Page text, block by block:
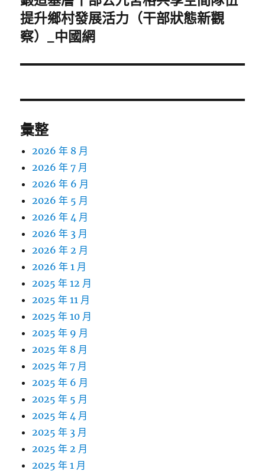
一
篇
章:
提升鄉村發展活力（干部狀態新觀
察）_中國網
彙整
2026 年 8 月
2026 年 7 月
2026 年 6 月
2026 年 5 月
2026 年 4 月
2026 年 3 月
2026 年 2 月
2026 年 1 月
2025 年 12 月
2025 年 11 月
2025 年 10 月
2025 年 9 月
2025 年 8 月
2025 年 7 月
2025 年 6 月
2025 年 5 月
2025 年 4 月
2025 年 3 月
2025 年 2 月
2025 年 1 月